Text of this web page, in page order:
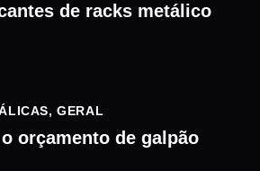
de racks metálico
,GERAL
orçamento de galpão